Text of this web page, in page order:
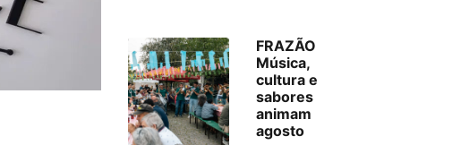
FRAZÃO
Música,
cultura e
sabores
animam
agosto